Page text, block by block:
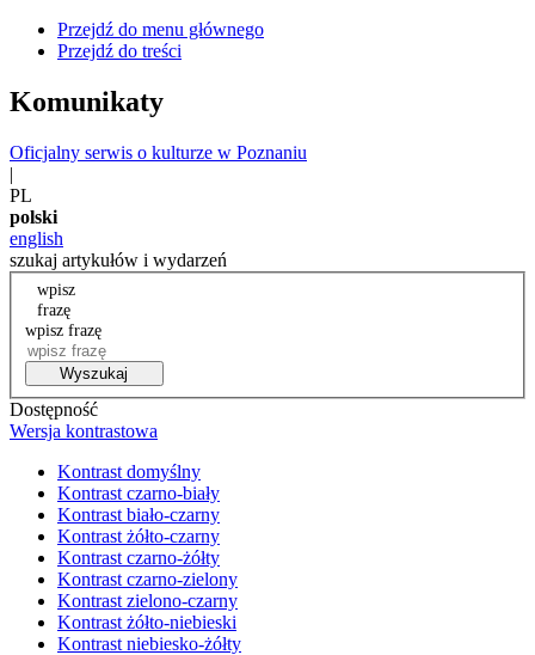
Przejdź do menu głównego
Przejdź do treści
Komunikaty
Oficjalny serwis o kulturze w Poznaniu
|
PL
polski
english
szukaj artykułów i wydarzeń
wpisz
frazę
wpisz frazę
Wyszukaj
Dostępność
Wersja kontrastowa
Kontrast domyślny
Kontrast czarno-biały
Kontrast biało-czarny
Kontrast żółto-czarny
Kontrast czarno-żółty
Kontrast czarno-zielony
Kontrast zielono-czarny
Kontrast żółto-niebieski
Kontrast niebiesko-żółty